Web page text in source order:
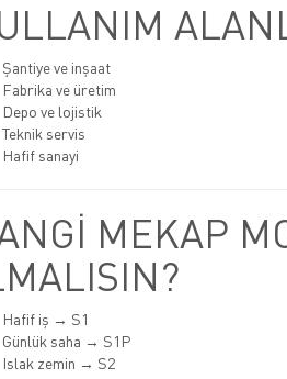
Şantiye ve inşaat
Fabrika ve üretim
Depo ve lojistik
Teknik servis
Hafif sanayi
MEKAP
Hafif iş → S1
Günlük saha → S1P
Islak zemin → S2